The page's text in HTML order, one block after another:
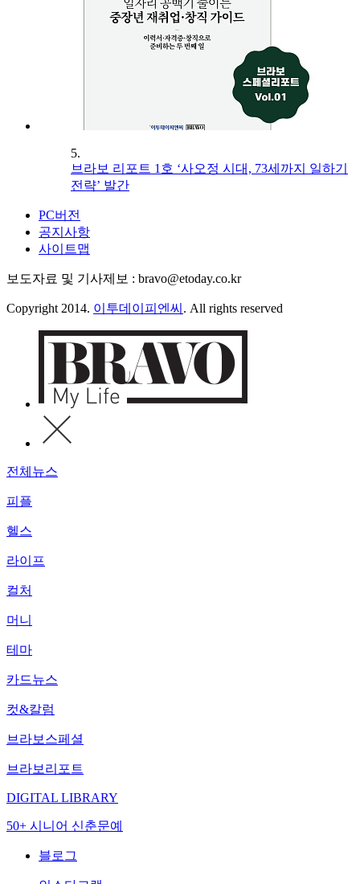
5.
브라보 리포트 1호 ‘사오정 시대, 73세까지 일하기
전략’ 발간
PC버전
공지사항
사이트맵
보도자료 및 기사제보 : bravo@etoday.co.kr
Copyright 2014. 이투데이피엔씨 . All rights reserved
전체뉴스
피플
헬스
라이프
컬처
머니
테마
카드뉴스
컷&칼럼
브라보스페셜
브라보리포트
DIGITAL LIBRARY
50+ 시니어 신춘문예
블로그